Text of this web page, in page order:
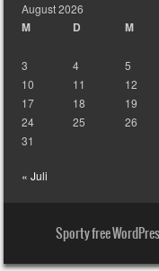
August 2026
M D M
3
4 5
10
11 12
17
18 19
24
25 26
31
« Juli
Sporty free